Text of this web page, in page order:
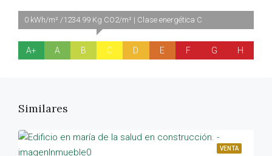
A+ A B
0 kWh/m² /1234.99 Kg CO2/m² | Clase energética C
C D E F G H
Similares
VENTA